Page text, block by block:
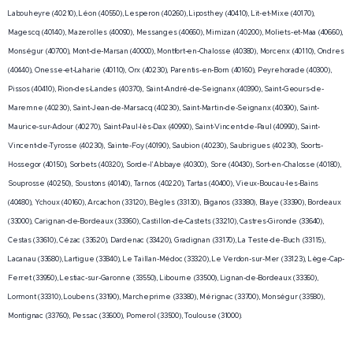
Labouheyre (40210), Léon (40550), Lesperon (40260), Liposthey (40410), Lit-et-Mixe (40170),
Magescq (40140), Mazerolles (40090), Messanges (40660), Mimizan (40200), Moliets-et-Maa (40660),
Monségur (40700), Mont-de-Marsan (40000), Montfort-en-Chalosse (40380), Morcenx (40110), Ondres
(40440), Onesse-et-Laharie (40110), Orx (40230), Parentis-en-Born (40160), Peyrehorade (40300),
Pissos (40410), Rion-des-Landes (40370), Saint-André-de-Seignanx (40390), Saint-Geours-de-
Maremne (40230), Saint-Jean-de-Marsacq (40230), Saint-Martin-de-Seignanx (40390), Saint-
Maurice-sur-Adour (40270), Saint-Paul-lès-Dax (40990), Saint-Vincent-de-Paul (40990), Saint-
Vincent-de-Tyrosse (40230), Sainte-Foy (40190), Saubion (40230), Saubrigues (40230), Soorts-
Hossegor (40150), Sorbets (40320), Sorde-l'Abbaye (40300), Sore (40430), Sort-en-Chalosse (40180),
Souprosse (40250), Soustons (40140), Tarnos (40220), Tartas (40400), Vieux-Boucau-les-Bains
(40480), Ychoux (40160), Arcachon (33120), Bègles (33130), Biganos (33380), Blaye (33390), Bordeaux
(33000), Carignan-de-Bordeaux (33360), Castillon-de-Castets (33210), Castres-Gironde (33640),
Cestas (33610), Cézac (33620), Dardenac (33420), Gradignan (33170), La Teste-de-Buch (33115),
Lacanau (33680), Lartigue (33840), Le Taillan-Médoc (33320), Le Verdon-sur-Mer (33123), Lège-Cap-
Ferret (33950), Lestiac-sur-Garonne (33550), Libourne (33500), Lignan-de-Bordeaux (33360),
Lormont (33310), Loubens (33190), Marcheprime (33380), Mérignac (33700), Monségur (33580),
Montignac (33760), Pessac (33600), Pomerol (33500), Toulouse (31000).